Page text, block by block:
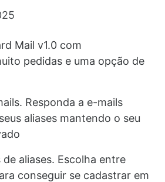
Mail v1.0 com
pedidas e uma opção de
Responda a e-mails
aliases mantendo o seu
aliases. Escolha entre
conseguir se cadastrar em